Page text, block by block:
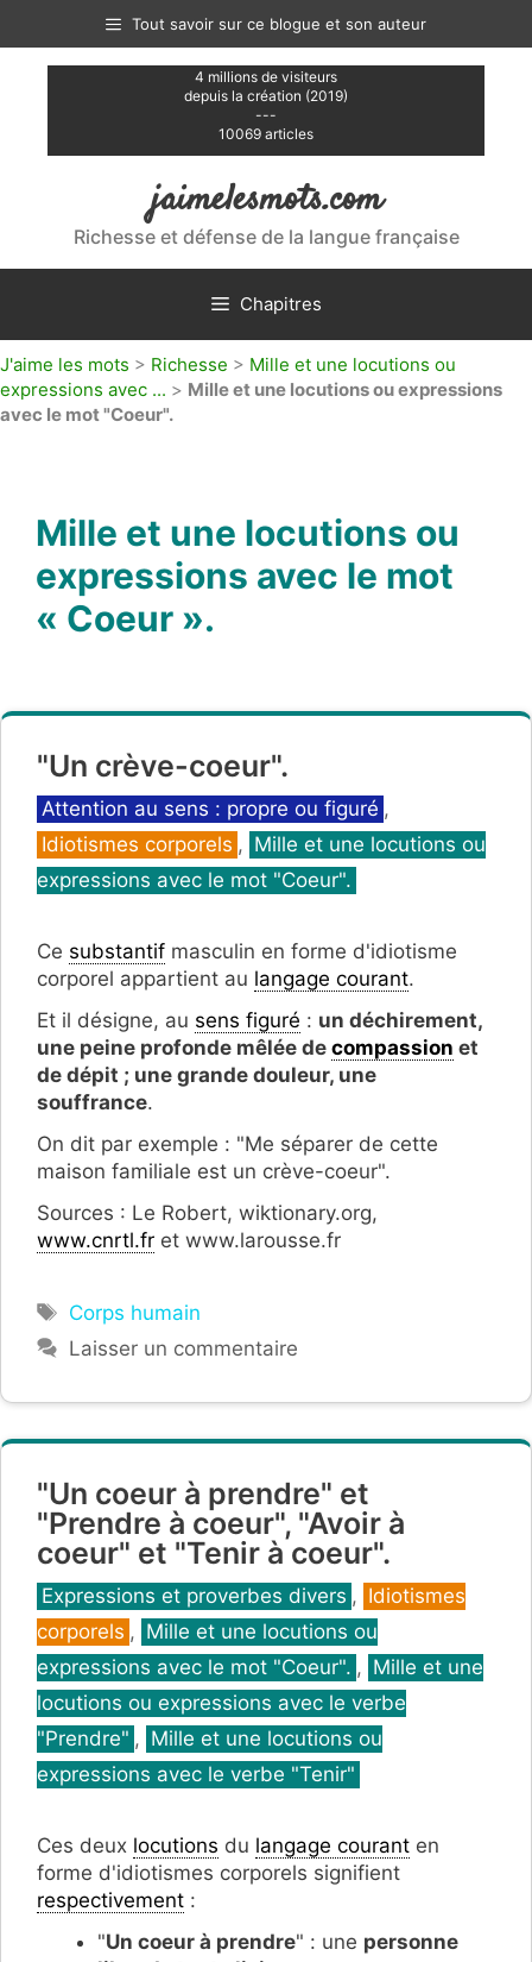
contenu
Tout savoir sur ce blogue et son auteur
4 millions de visiteurs
depuis la création (2019)
---
10069 articles
jaimelesmots.com
Richesse et défense de la langue française
Chapitres
J'aime les mots > Richesse > Mille et une locutions ou
expressions avec ... > Mille et une locutions ou expressions
avec le mot "Coeur".
Mille et une locutions ou
expressions avec le mot
« Coeur ».
"Un crève-coeur".
Catégories
Attention au sens : propre ou figuré ,
Idiotismes corporels , Mille et une locutions ou
expressions avec le mot "Coeur".
Ce substantif masculin en forme d'idiotisme
corporel appartient au langage courant.
Et il désigne, au sens figuré : un déchirement,
une peine profonde mêlée de compassion et
de dépit ; une grande douleur, une
souffrance.
On dit par exemple : "Me séparer de cette
maison familiale est un crève-coeur".
Sources : Le Robert, wiktionary.org,
www.cnrtl.fr et www.larousse.fr
Étiquettes
Corps humain
Laisser un commentaire
"Un coeur à prendre" et
"Prendre à coeur", "Avoir à
coeur" et "Tenir à coeur".
Catégories
Expressions et proverbes divers , Idiotismes
corporels , Mille et une locutions ou
expressions avec le mot "Coeur". , Mille et une
locutions ou expressions avec le verbe
"Prendre" , Mille et une locutions ou
expressions avec le verbe "Tenir"
Ces deux locutions du langage courant en
forme d'idiotismes corporels signifient
respectivement :
"Un coeur à prendre" : une personne